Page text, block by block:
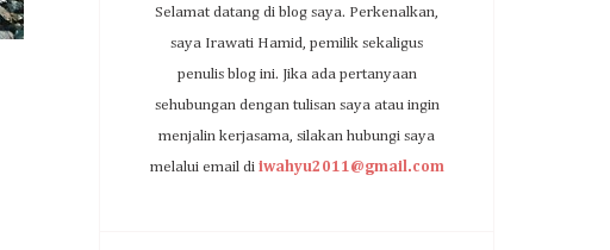
Selamat datang di blog saya. Perkenalkan,
saya Irawati Hamid, pemilik sekaligus
penulis blog ini. Jika ada pertanyaan
sehubungan dengan tulisan saya atau ingin
menjalin kerjasama, silakan hubungi saya
melalui email di iwahyu2011@gmail.com